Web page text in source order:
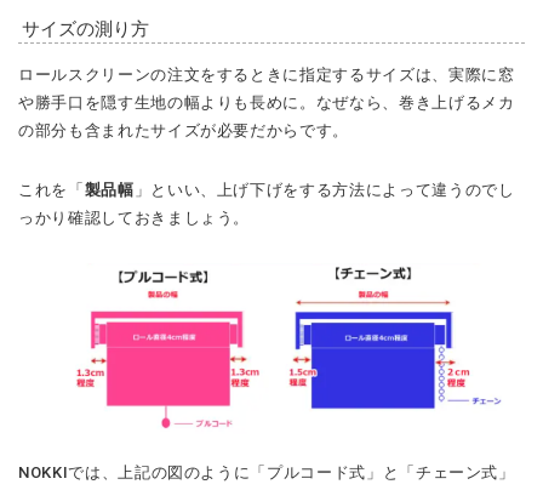
サイズの測り方
ロールスクリーンの注文をするときに指定するサイズは、実際に窓
や勝手口を隠す生地の幅よりも長めに。なぜなら、巻き上げるメカ
の部分も含まれたサイズが必要だからです。
これを「製品幅 」といい、上げ下げをする方法によって違うのでし
っかり確認しておきましょう。
NOKKIでは、上記の図のように「プルコード式」と「チェーン式」